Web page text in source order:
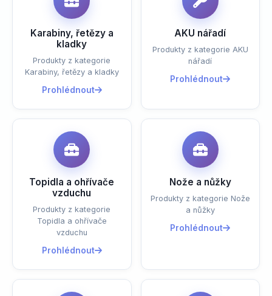
Karabiny, řetězy a
kladky
Produkty z kategorie
Karabiny, řetězy a kladky
Prohlédnout
AKU nářadí
Produkty z kategorie AKU
nářadí
Prohlédnout
Topidla a ohřívače
vzduchu
Produkty z kategorie
Topidla a ohřívače
vzduchu
Prohlédnout
Nože a nůžky
Produkty z kategorie Nože
a nůžky
Prohlédnout